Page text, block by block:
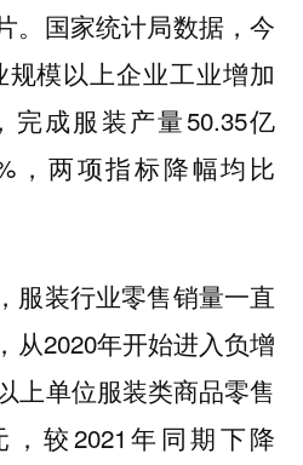
。国家统计局数据，今
模以上企业工业增加
完成服装产量50.35亿
，两项指标降幅均比
服装行业零售销量一直
从2020年开始进入负增
上单位服装类商品零售
，较2021年同期下降